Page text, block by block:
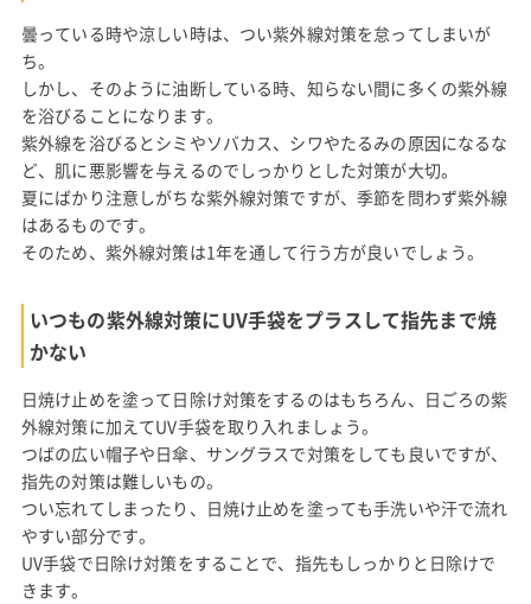
曇っている時や涼しい時は、つい紫外線対策を怠ってしまいが
ち。
しかし、そのように油断している時、知らない間に多くの紫外線
を浴びることになります。
紫外線を浴びるとシミやソバカス、シワやたるみの原因になるな
ど、肌に悪影響を与えるのでしっかりとした対策が大切。
夏にばかり注意しがちな紫外線対策ですが、季節を問わず紫外線
はあるものです。
そのため、紫外線対策は1年を通して行う方が良いでしょう。
いつもの紫外線対策にUV手袋をプラスして指先まで焼
かない
日焼け止めを塗って日除け対策をするのはもちろん、日ごろの紫
外線対策に加えてUV手袋を取り入れましょう。
つばの広い帽子や日傘、サングラスで対策をしても良いですが、
指先の対策は難しいもの。
つい忘れてしまったり、日焼け止めを塗っても手洗いや汗で流れ
やすい部分です。
UV手袋で日除け対策をすることで、指先もしっかりと日除けで
きます。